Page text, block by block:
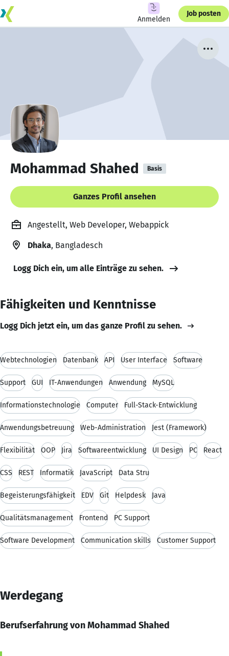
Anmelden
Job posten
Mohammad Shahed Basis
Ganzes Profil ansehen
Angestellt, Web Developer, Webappick
Dhaka, Bangladesch
Logg Dich ein, um alle Einträge zu sehen.
Fähigkeiten und Kenntnisse
Logg Dich jetzt ein, um das ganze Profil zu sehen.
Webtechnologien Datenbank API User Interface Software
Support GUI IT-Anwendungen Anwendung MySQL
Informationstechnologie Computer Full-Stack-Entwicklung
Anwendungsbetreuung Web-Administration Jest (Framework)
Flexibilität OOP Jira Softwareentwicklung UI Design PC React
CSS REST Informatik JavaScript Data Stru
Begeisterungsfähigkeit EDV Git Helpdesk Java
Qualitätsmanagement Frontend PC Support
Software Development Communication skills Customer Support
Werdegang
Berufserfahrung von Mohammad Shahed